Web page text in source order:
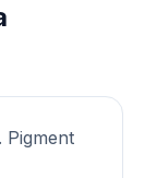
Pigment